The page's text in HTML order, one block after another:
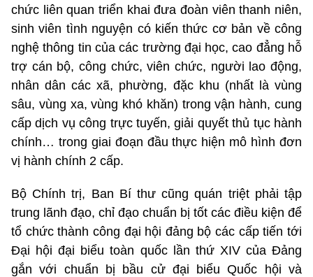
chức liên quan triển khai đưa đoàn viên thanh niên,
sinh viên tình nguyện có kiến thức cơ bản về công
nghệ thông tin của các trường đại học, cao đẳng hỗ
trợ cán bộ, công chức, viên chức, người lao động,
nhân dân các xã, phường, đặc khu (nhất là vùng
sâu, vùng xa, vùng khó khăn) trong vận hành, cung
cấp dịch vụ công trực tuyến, giải quyết thủ tục hành
chính… trong giai đoạn đầu thực hiện mô hình đơn
vị hành chính 2 cấp.
Bộ Chính trị, Ban Bí thư cũng quán triệt phải tập
trung lãnh đạo, chỉ đạo chuẩn bị tốt các điều kiện để
tổ chức thành công đại hội đảng bộ các cấp tiến tới
Đại hội đại biểu toàn quốc lần thứ XIV của Đảng
gắn với chuẩn bị bầu cử đại biểu Quốc hội và